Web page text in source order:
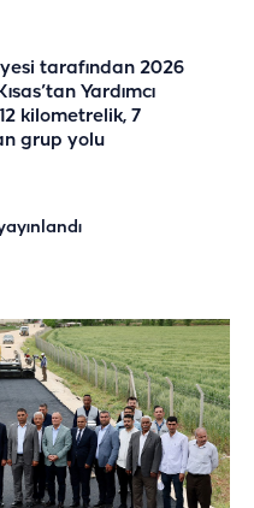
tarafından 2026
Yardımcı
kilometrelik, 7
grup yolu